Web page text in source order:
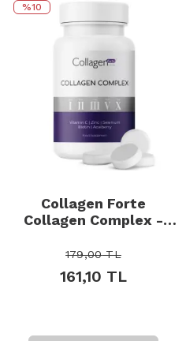
%10
Collagen Forte
Collagen Complex -
Tablet
179,00TL
161,10 TL